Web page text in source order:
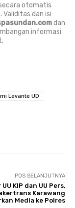
otomatis
Validitas dan isi
dan
informasi
Levante UD
POS SELANJUTNYA
KIP dan UU Pers,
Karawang
Media ke Polres